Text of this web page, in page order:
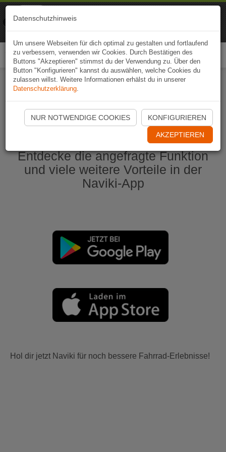
Naviki App jetzt öffnen
Entdecke die angefragte Funktion
und viele weitere Vorteile in der
Naviki-App
Hol dir jetzt Naviki für noch bessere Fahrrad-Erlebnisse!
Datenschutzhinweis
Um unsere Webseiten für dich optimal zu gestalten und fortlaufend
zu verbessern, verwenden wir Cookies. Durch Bestätigen des
Buttons "Akzeptieren" stimmst du der Verwendung zu. Über den
Button "Konfigurieren" kannst du auswählen, welche Cookies du
zulassen willst. Weitere Informationen erhälst du in unserer
Datenschutzerklärung.
NUR NOTWENDIGE COOKIES KONFIGURIEREN
AKZEPTIEREN
Naviki